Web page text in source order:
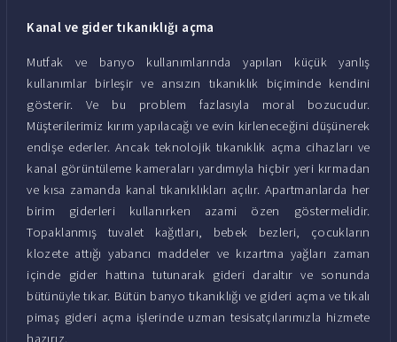
Kanal ve gider tıkanıklığı açma
Mutfak ve banyo kullanımlarında yapılan küçük yanlış
kullanımlar birleşir ve ansızın tıkanıklık biçiminde kendini
gösterir. Ve bu problem fazlasıyla moral bozucudur.
Müşterilerimiz kırım yapılacağı ve evin kirleneceğini düşünerek
endişe ederler. Ancak teknolojik tıkanıklık açma cihazları ve
kanal görüntüleme kameraları yardımıyla hiçbir yeri kırmadan
ve kısa zamanda kanal tıkanıklıkları açılır. Apartmanlarda her
birim giderleri kullanırken azami özen göstermelidir.
Topaklanmış tuvalet kağıtları, bebek bezleri, çocukların
klozete attığı yabancı maddeler ve kızartma yağları zaman
içinde gider hattına tutunarak gideri daraltır ve sonunda
bütünüyle tıkar. Bütün banyo tıkanıklığı ve gideri açma ve tıkalı
pimaş gideri açma işlerinde uzman tesisatçılarımızla hizmete
hazırız.